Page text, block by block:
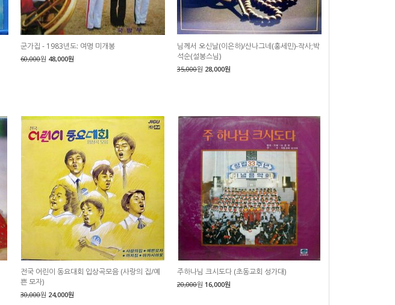
군가집 - 1983년도: 여명 미개봉
60,000원 48,000원
님께서 오신날(이은하)/산나그네(홍세민)-작사;박
석순(설봉스님)
35,000원 28,000원
전국 어린이 동요대회 입상곡모음 (사랑의 집/예
쁜 모자)
30,000원 24,000원
주하나님 크시도다 (초동교회 성가대)
20,000원 16,000원